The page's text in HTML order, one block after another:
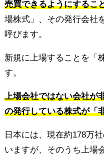
売買できるようにするこ
場株式」、その発行会社
呼びます。
新規に上場することを「
す。
上場会社ではない会社が
の発行している株式が「
日本には、現在約178万
いますが、そのうち上場